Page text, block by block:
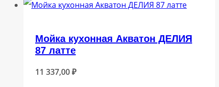
Мойка кухонная Акватон ДЕЛИЯ
87 латте
11 337,00₽